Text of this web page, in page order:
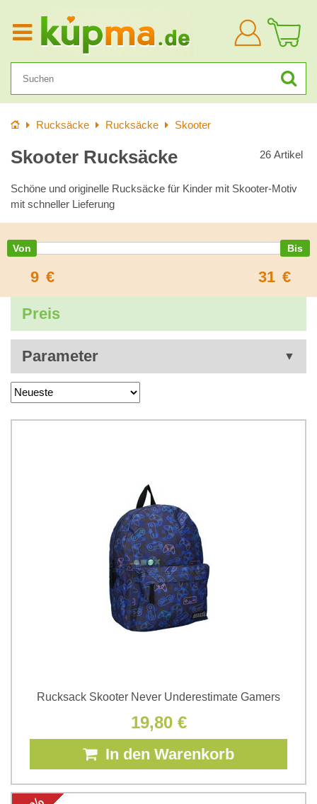
Anmelden
StartseiteRucksäcke Rucksäcke Skooter
Skooter Rucksäcke 26 Artikel
Schöne und originelle Rucksäcke für Kinder mit Skooter-Motiv
mit schneller Lieferung
9 € 31 €
Preis
Parameter
Rucksack Skooter Never Underestimate Gamers
19,80 €
In den Warenkorb